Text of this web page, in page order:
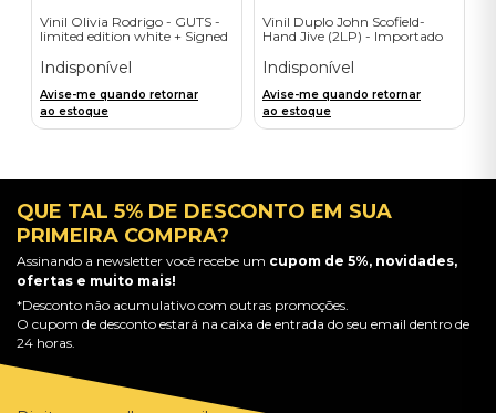
Vinil Olivia Rodrigo - GUTS -
limited edition white + Signed
Indisponível
Avise-me quando retornar
ao estoque
Vinil Duplo John Scofield-
Hand Jive (2LP) - Importado
Indisponível
Avise-me quando retornar
ao estoque
QUE TAL 5% DE DESCONTO EM SUA
PRIMEIRA COMPRA?
Assinando a newsletter você recebe um cupom de 5%, novidades,
ofertas e muito mais!
*Desconto não acumulativo com outras promoções.
O cupom de desconto estará na caixa de entrada do seu email dentro de
24 horas.